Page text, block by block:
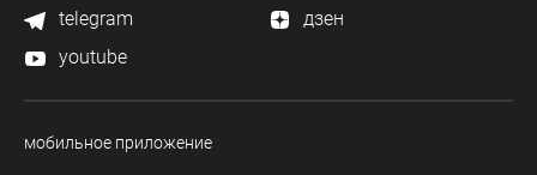
telegram
дзен
youtube
мобильное приложение